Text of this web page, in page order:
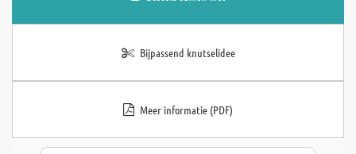
Bijpassend knutselidee
Meer informatie (PDF)